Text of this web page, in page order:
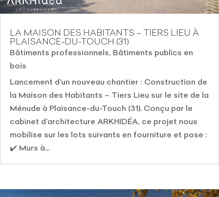
LA MAISON DES HABITANTS – TIERS LIEU À
PLAISANCE-DU-TOUCH (31)
Bâtiments professionnels, Bâtiments publics en
bois
Lancement d’un nouveau chantier : Construction de
la Maison des Habitants – Tiers Lieu sur le site de la
Ménude à Plaisance-du-Touch (31). Conçu par le
cabinet d’architecture ARKHIDÉA, ce projet nous
mobilise sur les lots suivants en fourniture et pose :
✔️ Murs à...